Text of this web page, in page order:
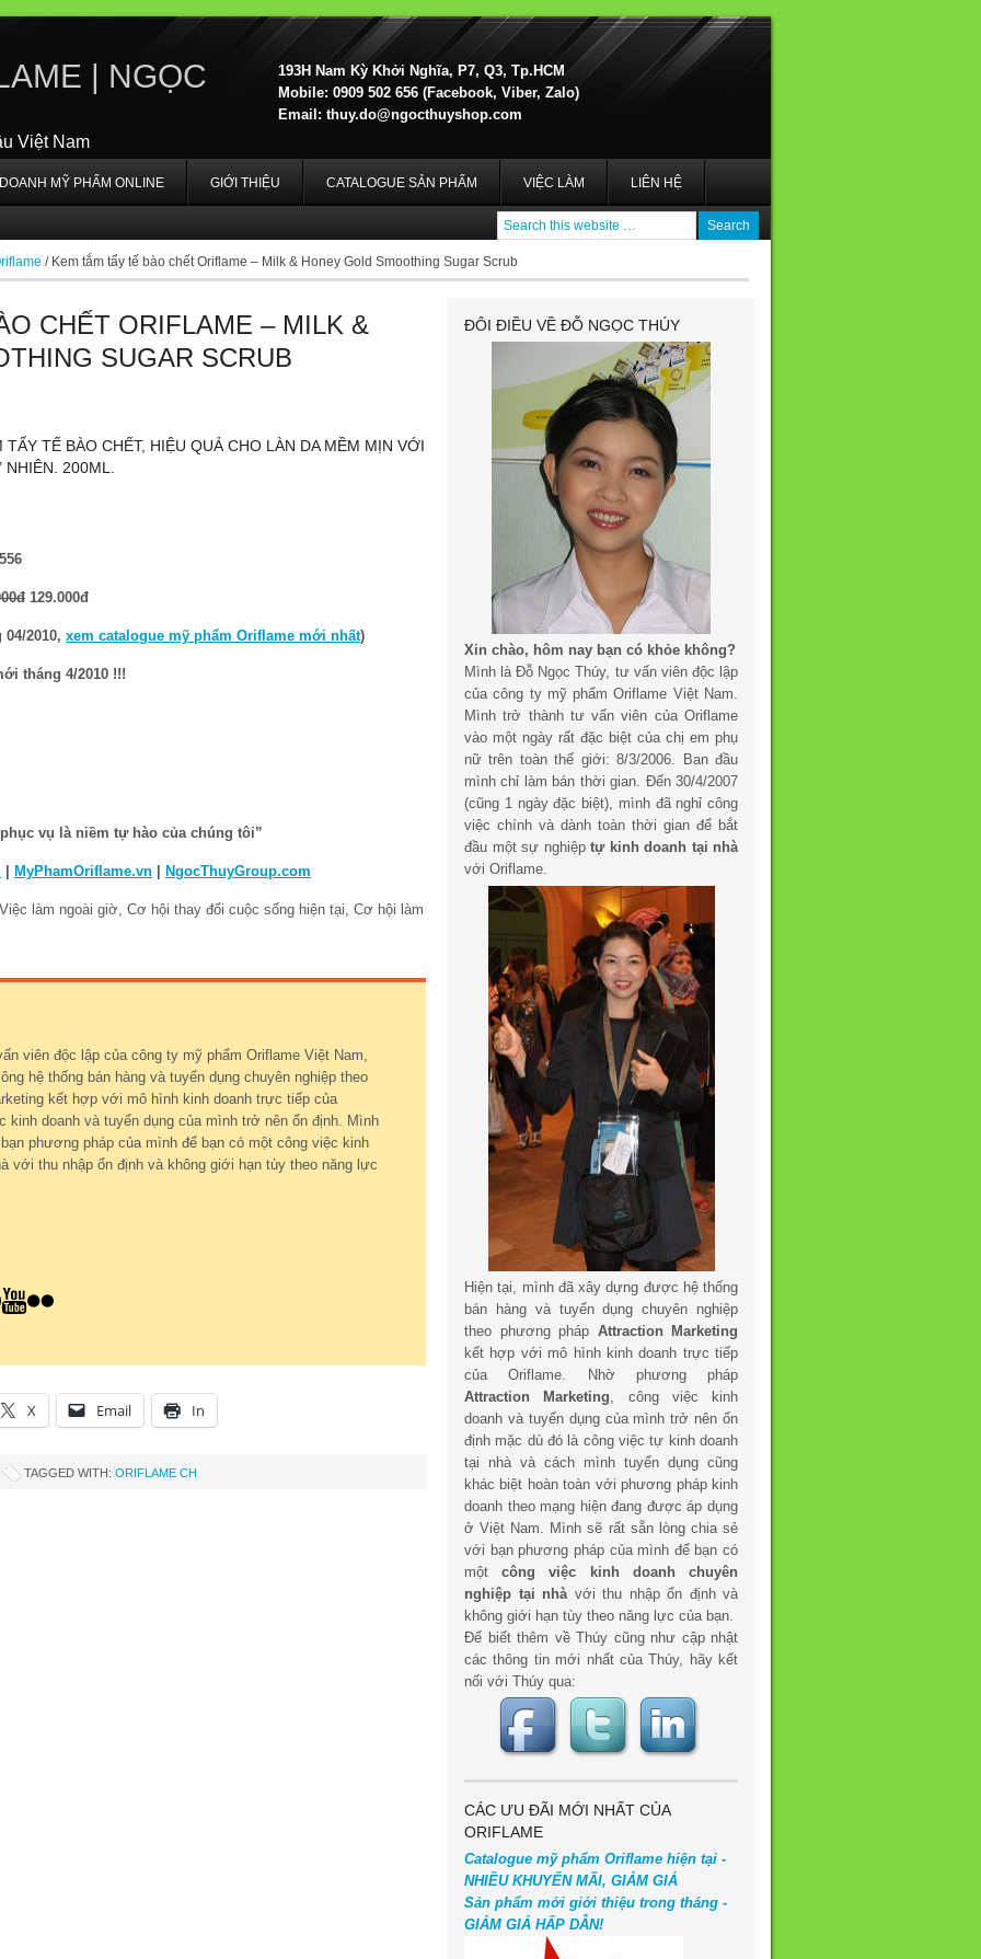
| NGỌC
Việt Nam
193H Nam Kỳ Khởi Nghĩa, P7, Q3, Tp.HCM
Mobile: 0909 502 656 (Facebook, Viber, Zalo)
Email: thuy.do@ngocthuyshop.com
MỸ PHẨM ONLINE GIỚI THIỆU CATALOGUE SẢN PHẨM VIỆC LÀM LIÊN HỆ
/Kem tắm tẩy tế bào chết Oriflame – Milk & Honey Gold Smoothing Sugar Scrub
CHẾT ORIFLAME – MILK &
SUGAR SCRUB
TẨY TẾ BÀO CHẾT, HIỆU QUẢ CHO LÀN DA MỀM MỊN VỚI
200ML.
129.000đ
2010, xem catalogue mỹ phẩm Oriflame mới nhất)
tháng 4/2010 !!!
vụ là niềm tự hào của chúng tôi”
MyPhamOriflame.vn NgocThuyGroup.com
làm ngoài giờ, Cơ hội thay đổi cuộc sống hiện tại, Cơ hội làm
viên độc lập của công ty mỹ phẩm Oriflame Việt Nam,
hệ thống bán hàng và tuyển dụng chuyên nghiệp theo
kết hợp với mô hình kinh doanh trực tiếp của
kinh doanh và tuyển dụng của mình trở nên ổn định. Mình
phương pháp của mình để bạn có một công việc kinh
với thu nhập ổn định và không giới hạn tùy theo năng lực
X Email In
TAGGED WITH: ORIFLAME CH
ĐÔI ĐIỀU VỀ ĐỖ NGỌC THÚY
Xin chào, hôm nay bạn có khỏe không?
Mình là Đỗ Ngọc Thúy, tư vấn viên độc lập
của công ty mỹ phẩm Oriflame Việt Nam.
Mình trở thành tư vấn viên của Oriflame
vào một ngày rất đặc biệt của chị em phụ
nữ trên toàn thế giới: 8/3/2006. Ban đầu
mình chỉ làm bán thời gian. Đến 30/4/2007
(cũng 1 ngày đặc biệt), mình đã nghỉ công
việc chính và dành toàn thời gian để bắt
đầu một sự nghiệp tự kinh doanh tại nhà
với Oriflame.
Hiện tại, mình đã xây dựng được hệ thống
bán hàng và tuyển dụng chuyên nghiệp
theo phương pháp Attraction Marketing
kết hợp với mô hình kinh doanh trực tiếp
của Oriflame. Nhờ phương pháp
Attraction Marketing, công việc kinh
doanh và tuyển dụng của mình trở nên ổn
định mặc dù đó là công việc tự kinh doanh
tại nhà và cách mình tuyển dụng cũng
khác biệt hoàn toàn với phương pháp kinh
doanh theo mạng hiện đang được áp dụng
ở Việt Nam. Mình sẽ rất sẵn lòng chia sẻ
với bạn phương pháp của mình để bạn có
mộtcông việc kinh doanh chuyên
nghiệp tại nhàvới thu nhập ổn định và
không giới hạn tùy theo năng lực của bạn.
Để biết thêm về Thúy cũng như cập nhật
các thông tin mới nhất của Thúy, hãy kết
nối với Thúy qua:
CÁC ƯU ĐÃI MỚI NHẤT CỦA
ORIFLAME
Catalogue mỹ phẩm Oriflame hiện tại -
NHIỀU KHUYẾN MÃI, GIẢM GIÁ
Sản phẩm mới giới thiệu trong tháng -
GIẢM GIÁ HẤP DẪN!